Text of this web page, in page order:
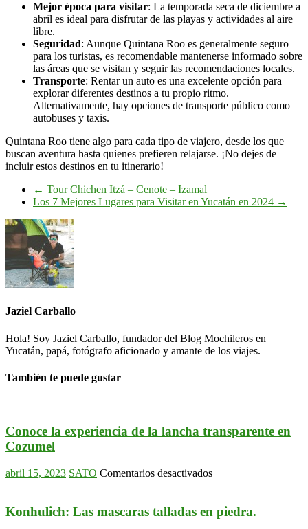
Mejor época para visitar: La temporada seca de diciembre a
abril es ideal para disfrutar de las playas y actividades al aire
libre.
Seguridad: Aunque Quintana Roo es generalmente seguro
para los turistas, es recomendable mantenerse informado sobre
las áreas que se visitan y seguir las recomendaciones locales.
Transporte: Rentar un auto es una excelente opción para
explorar diferentes destinos a tu propio ritmo.
Alternativamente, hay opciones de transporte público como
autobuses y taxis.
Quintana Roo tiene algo para cada tipo de viajero, desde los que
buscan aventura hasta quienes prefieren relajarse. ¡No dejes de
incluir estos destinos en tu itinerario!
← Tour Chichen Itzá – Cenote – Izamal
Los 7 Mejores Lugares para Visitar en Yucatán en 2024 →
Jaziel Carballo
Hola! Soy Jaziel Carballo, fundador del Blog Mochileros en
Yucatán, papá, fotógrafo aficionado y amante de los viajes.
También te puede gustar
Conoce la experiencia de la lancha transparente en
Cozumel
abril 15, 2023 SATO Comentarios desactivadosen
experiencia
de
Konhulich: Las mascaras talladas en piedra.